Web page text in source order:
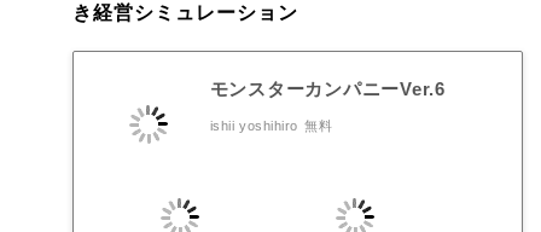
き経営シミュレーション
モンスターカンパニーVer.6
ishii yoshihiro 無料